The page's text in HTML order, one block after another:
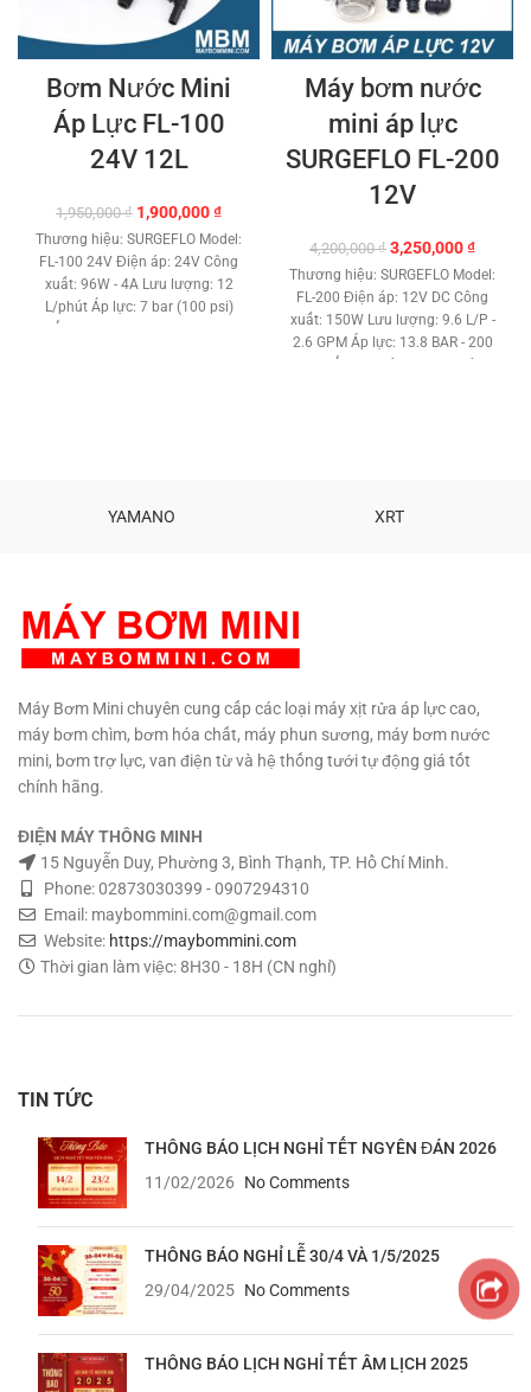
Bơm Nước Mini
Áp Lực FL-100
24V 12L
1,950,000₫ Giá
gốc
là:
1,950,000 ₫.
1,900,000₫Giá
hiện
tại
là:
1,900,000 ₫.
Thương hiệu: SURGEFLO Model:
FL-100 24V Điện áp: 24V Công
xuất: 96W - 4A Lưu lượng: 12
L/phút Áp lực: 7 bar (100 psi)
Máy bơm nước
mini áp lực
SURGEFLO FL-200
12V
4,200,000₫ Giá
gốc
là:
4,200,000 ₫.
3,250,000₫Giá
hiện
tại
là:
Thương hiệu: SURGEFLO Model:
FL-200 Điện áp: 12V DC Công
xuất: 150W Lưu lượng: 9.6 L/P -
2.6 GPM Áp lực: 13.8 BAR - 200
tuổi thọ cao. Máy bơm màng
Kèm đầu gắn ống. Bảo hành: 6
thuật vĩnh viễn.TƯ VẤN KỸ
THUẬT – MUA HÀNG MUA SỐ
LƯỢNG CÓ GIÁ SỈ
– 0908997872 0907294310 –
YAMANO XRT
Máy Bơm Mini chuyên cung cấp các loại máy xịt rửa áp lực cao,
máy bơm chìm, bơm hóa chất, máy phun sương, máy bơm nước
mini, bơm trợ lực, van điện từ và hệ thống tưới tự động giá tốt
chính hãng.
ĐIỆN MÁY THÔNG MINH
15 Nguyễn Duy, Phường 3, Bình Thạnh, TP. Hồ Chí Minh.
Phone: 02873030399 - 0907294310
Email: maybommini.com@gmail.com
Website: https://maybommini.com
Thời gian làm việc: 8H30 - 18H (CN nghỉ)
TIN TỨC
THÔNG BÁO LỊCH NGHỈ TẾT NGYÊN ĐÁN 2026
11/02/2026
No Comments
THÔNG BÁO NGHỈ LỄ 30/4 VÀ 1/5/2025
29/04/2025 No Comments
THÔNG BÁO LỊCH NGHỈ TẾT ÂM LỊCH 2025